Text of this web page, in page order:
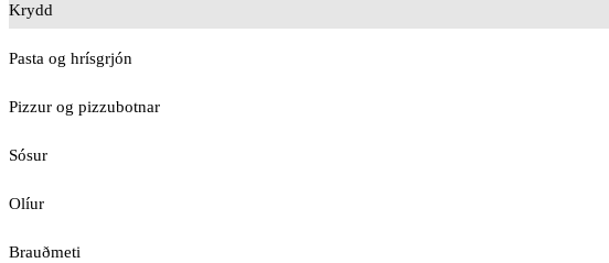
Krydd
Pasta og hrísgrjón
Pizzur og pizzubotnar
Sósur
Olíur
Brauðmeti